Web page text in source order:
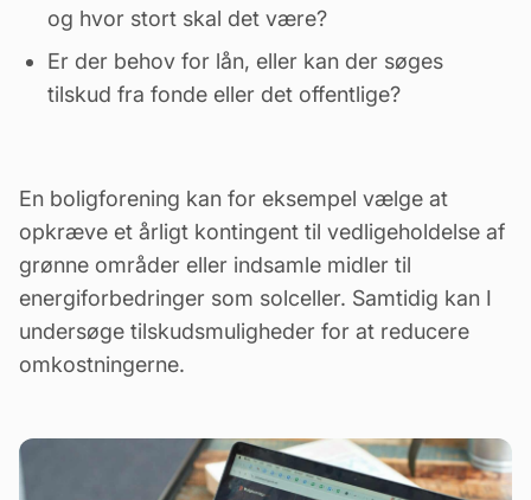
og hvor stort skal det være?
Er der behov for lån, eller kan der søges
tilskud fra fonde eller det offentlige?
En boligforening kan for eksempel vælge at
opkræve et årligt kontingent til vedligeholdelse af
grønne områder eller indsamle midler til
energiforbedringer som solceller. Samtidig kan I
undersøge tilskudsmuligheder for at reducere
omkostningerne.